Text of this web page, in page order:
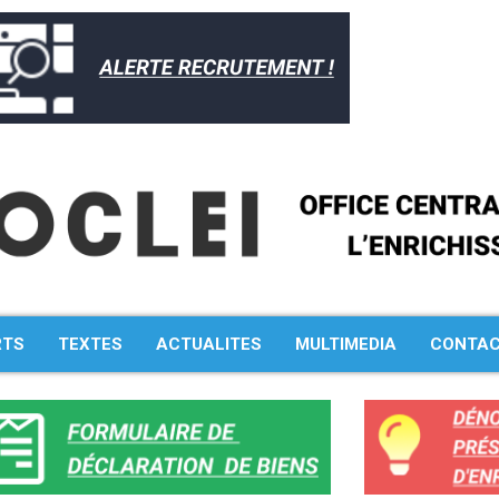
TEXTES ACTUALITES MULTIMEDIA